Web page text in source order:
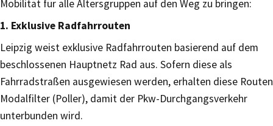
Mobilität für alle Altersgruppen auf den Weg zu bringen:
1. Exklusive Radfahrrouten
Leipzig weist exklusive Radfahrrouten basierend auf dem
beschlossenen Hauptnetz Rad aus. Sofern diese als
Fahrradstraßen ausgewiesen werden, erhalten diese Routen
Modalfilter (Poller), damit der Pkw-Durchgangsverkehr
unterbunden wird.